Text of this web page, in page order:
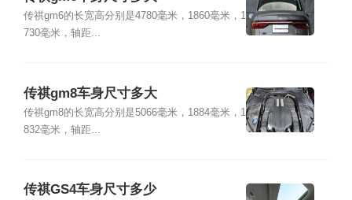
传祺gm6的长宽高分别是4780毫米，1860毫米，1
730毫米，轴距...
传祺gm8车身尺寸多大
传祺gm8的长宽高分别是5066毫米，1884毫米，1
832毫米，轴距...
传祺GS4车身尺寸多少